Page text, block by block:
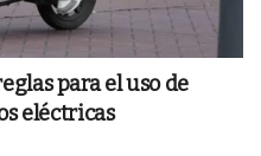
para el uso de
eléctricas